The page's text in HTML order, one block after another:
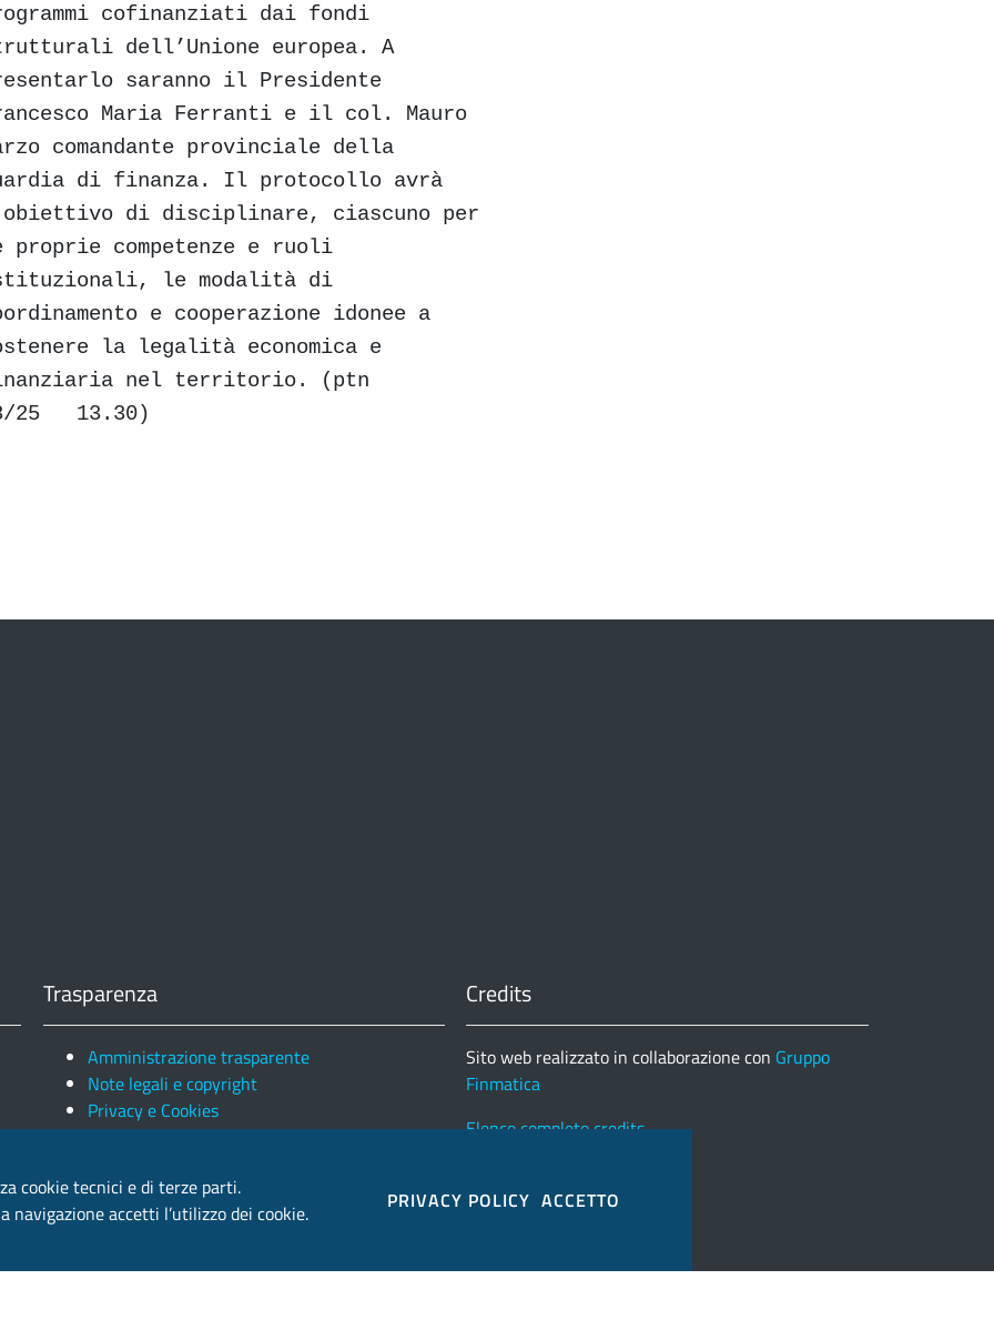
cofinanziati dai fondi
dell’Unione europea. A
saranno il Presidente
Maria Ferranti e il col. Mauro
comandante provinciale della
di finanza. Il protocollo avrà
di disciplinare, ciascuno per
proprie competenze e ruoli
le modalità di
e cooperazione idonee a
la legalità economica e
nel territorio. (ptn
25 13.30)
Trasparenza
Amministrazione trasparente
Note legali e copyright
Privacy e Cookies
Credits
Sito web realizzato in collaborazione con Gruppo
Finmatica
Elenco completo credits
cookie tecnici e di terze parti.
navigazione accetti l’utilizzo dei cookie.
PRIVACY POLICY ACCETTO